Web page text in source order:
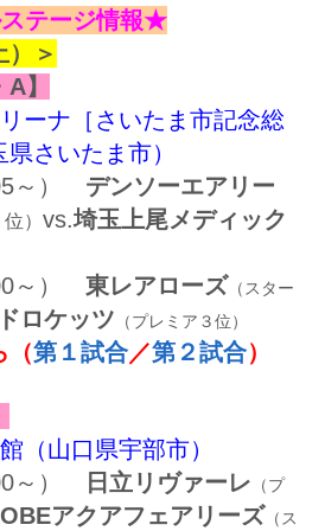
テージ情報★
）＞
】
ーナ［さいたま市記念総
さいたま市）
～） デンソーエアリー
位）vs.埼玉上尾メディック
～）東レアローズ （スター
ロケッツ （プレミア３位）
（第１試合／第２試合）
（山口県宇部市）
～）
日立リヴァーレ （プ
アクアフェアリーズ （ス